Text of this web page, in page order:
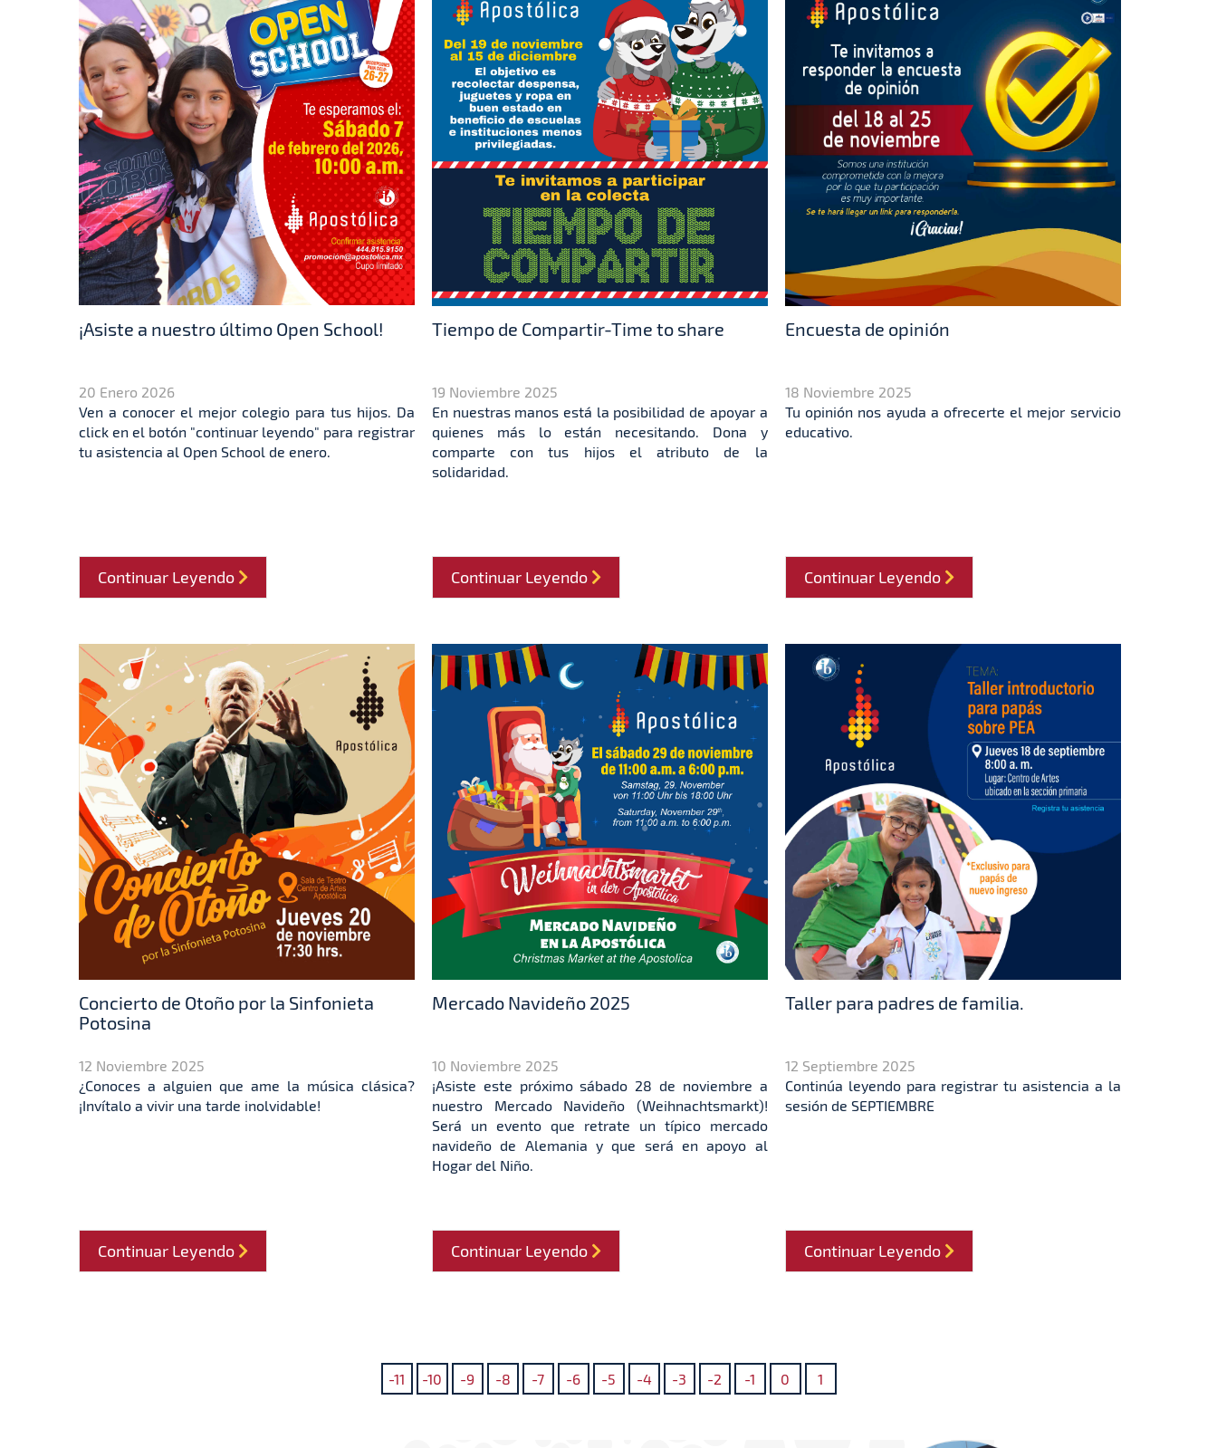
¡Asiste a nuestro último Open School!
20 Enero 2026
Ven a conocer el mejor colegio para tus hijos. Da
click en el botón "continuar leyendo" para registrar
tu asistencia al Open School de enero.
Continuar Leyendo
Tiempo de Compartir-Time to share
19 Noviembre 2025
En nuestras manos está la posibilidad de apoyar a
quienes más lo están necesitando. Dona y
comparte con tus hijos el atributo de la
solidaridad.
Continuar Leyendo
Encuesta de opinión
18 Noviembre 2025
Tu opinión nos ayuda a ofrecerte el mejor servicio
educativo.
Continuar Leyendo
Concierto de Otoño por la Sinfonieta
Potosina
12 Noviembre 2025
¿Conoces a alguien que ame la música clásica?
¡Invítalo a vivir una tarde inolvidable!
Continuar Leyendo
Mercado Navideño 2025
10 Noviembre 2025
¡Asiste este próximo sábado 28 de noviembre a
nuestro Mercado Navideño (Weihnachtsmarkt)!
Será un evento que retrate un típico mercado
navideño de Alemania y que será en apoyo al
Hogar del Niño.
Continuar Leyendo
Taller para padres de familia.
12 Septiembre 2025
Continúa leyendo para registrar tu asistencia a la
sesión de SEPTIEMBRE
Continuar Leyendo
-11 -10 -9 -8 -7 -6 -5 -4 -3 -2 -1 0 1